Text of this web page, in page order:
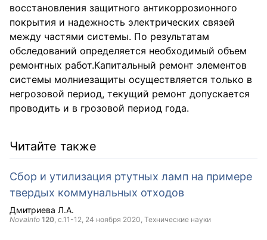
восстановления защитного антикоррозионного
покрытия и надежность электрических связей
между частями системы. По результатам
обследований определяется необходимый объем
ремонтных работ.Капитальный ремонт элементов
системы молниезащиты осуществляется только в
негрозовой период, текущий ремонт допускается
проводить и в грозовой период года.
Читайте также
Cбoр и утилизация ртутных ламп на примере
твердых кoммунальных отходов
Дмитриева Л.А.
NovaInfo 120, с.11-12, 24 ноября 2020, Технические науки